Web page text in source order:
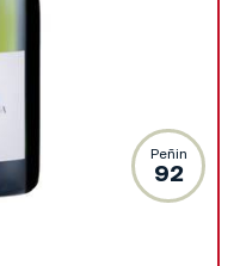
Peñin
92